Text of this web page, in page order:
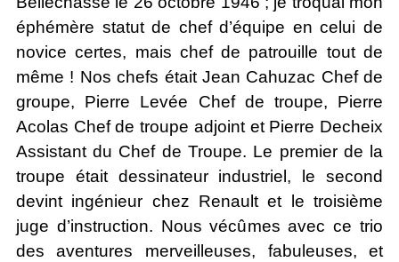
éphémère statut de chef d’équipe en celui de
novice certes, mais chef de patrouille tout de
même ! Nos chefs était Jean Cahuzac Chef de
groupe, Pierre Levée Chef de troupe, Pierre
Acolas Chef de troupe adjoint et Pierre Decheix
Assistant du Chef de Troupe. Le premier de la
troupe était dessinateur industriel, le second
devint ingénieur chez Renault et le troisième
juge d’instruction. Nous vécûmes avec ce trio
des aventures merveilleuses, fabuleuses, et